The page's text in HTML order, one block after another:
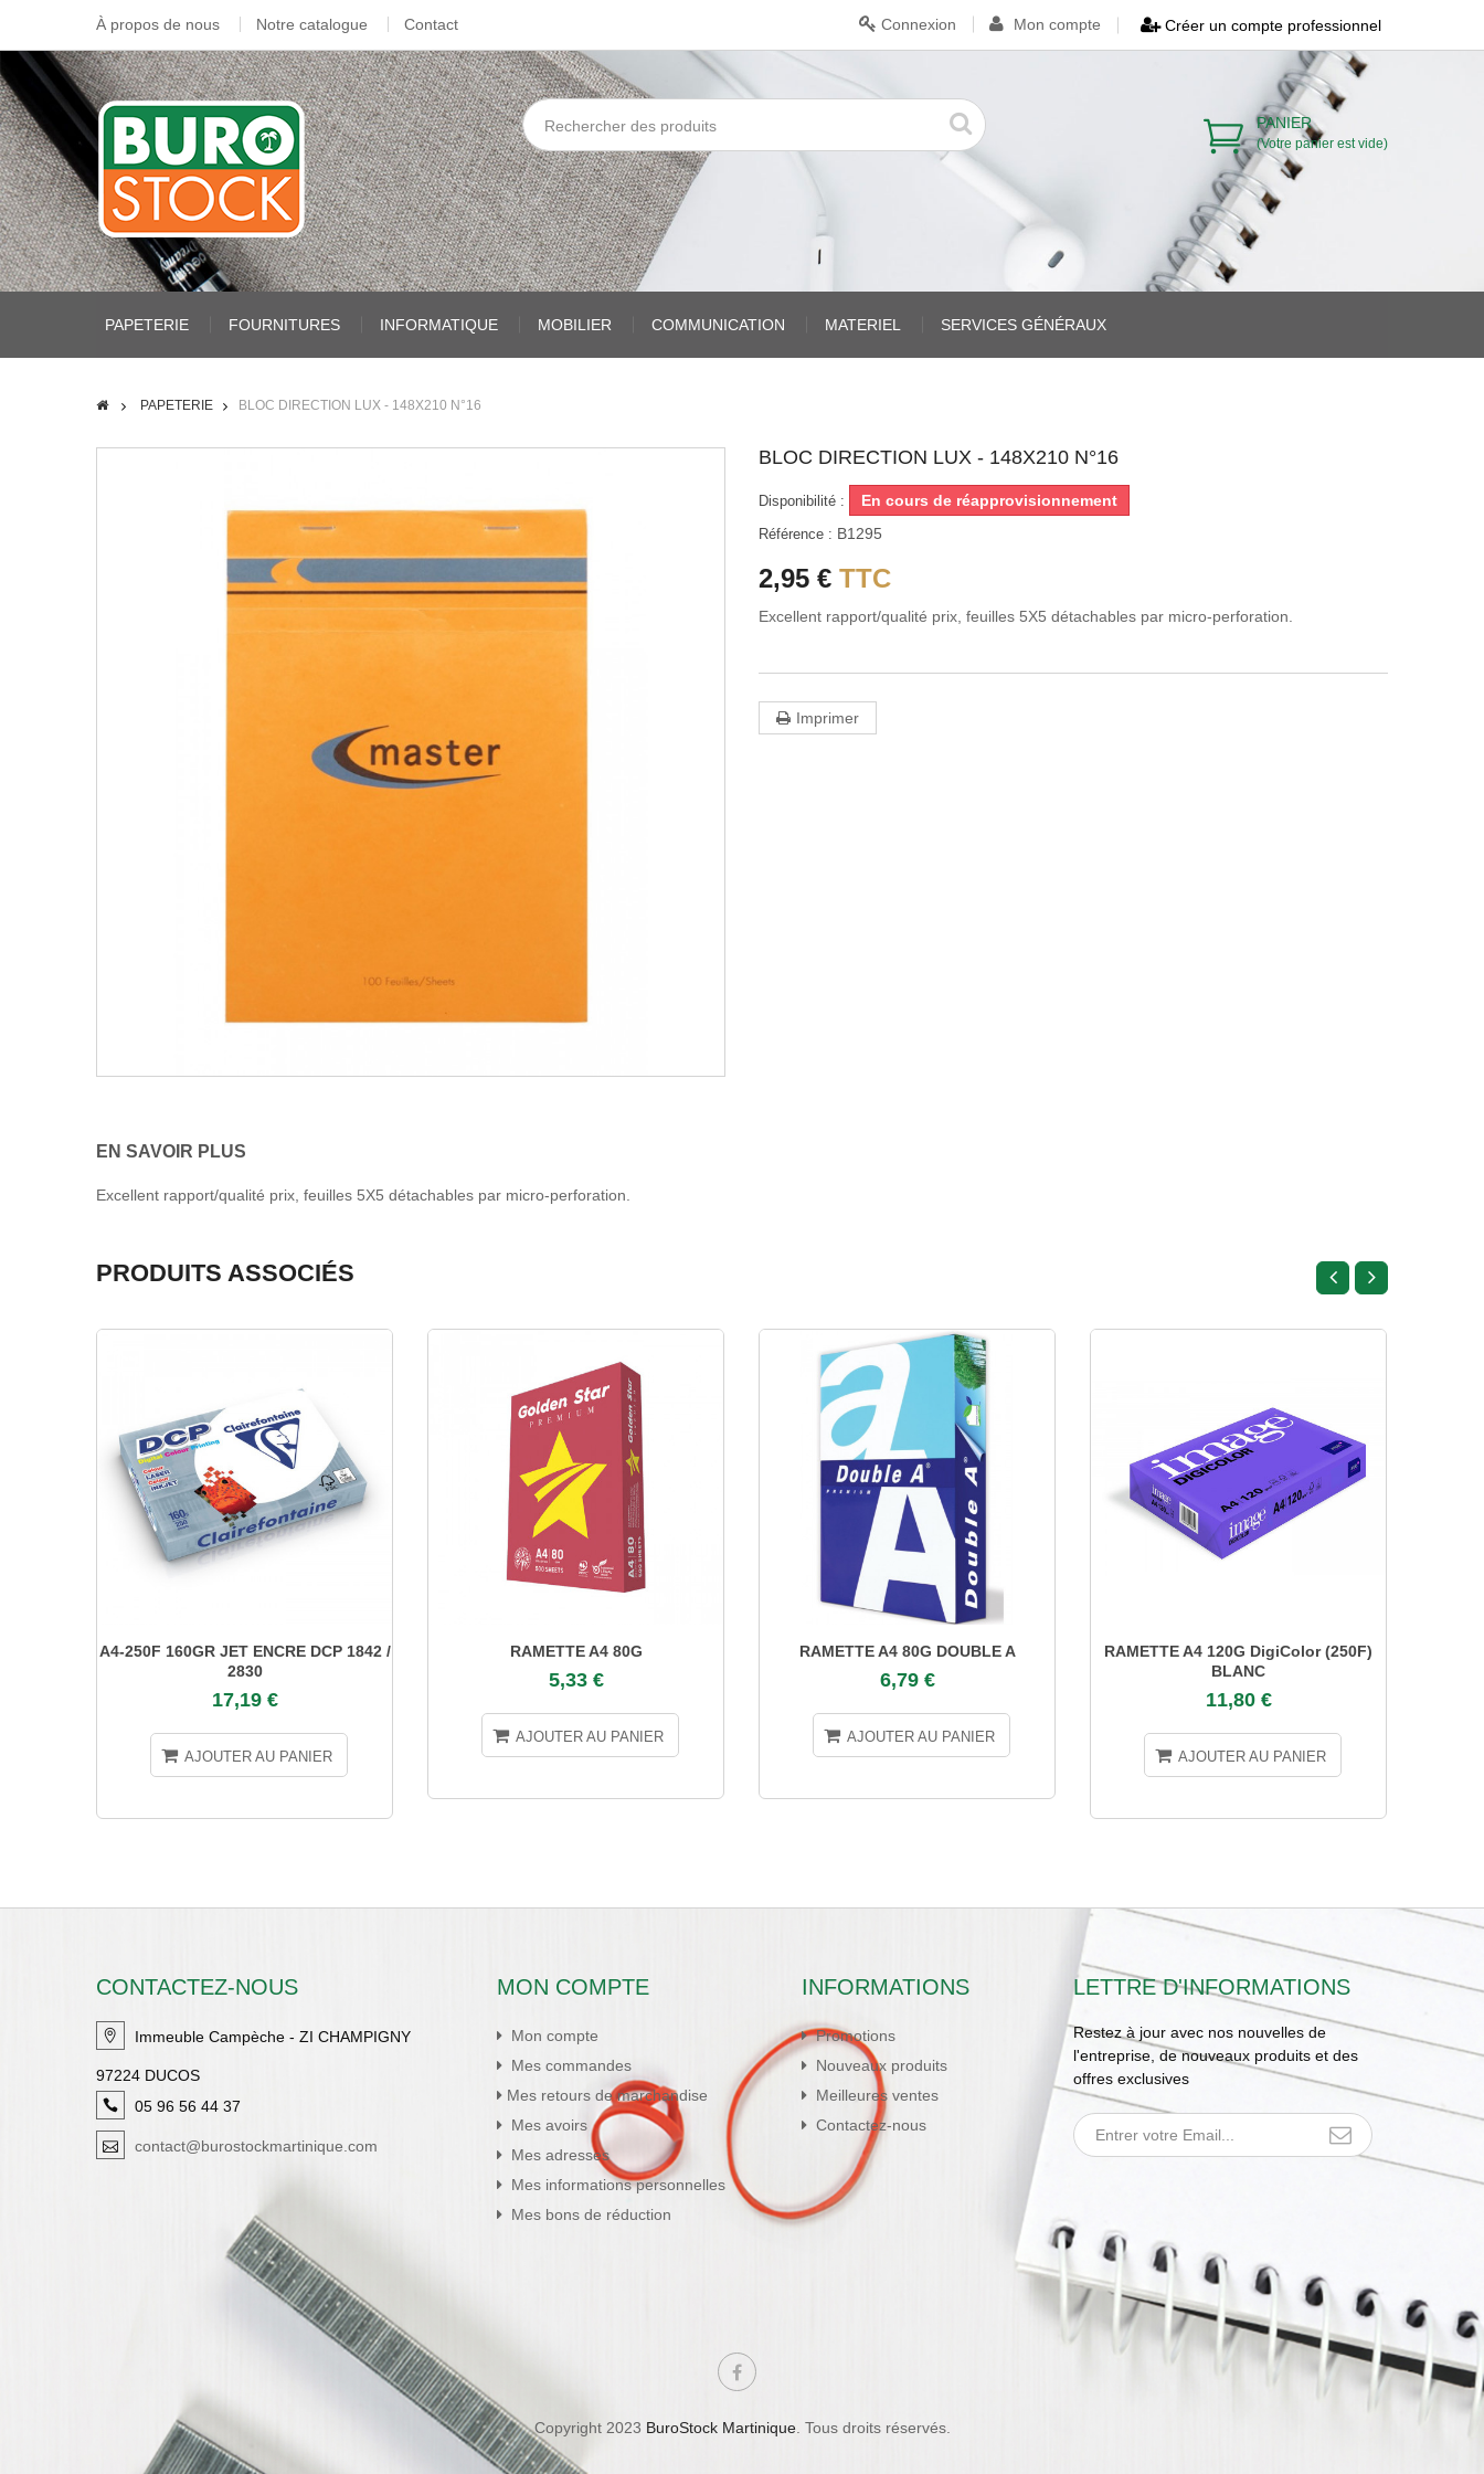
À propos de nous Notre catalogue Contact Créer un compte professionnel
Mon compte
Connexion
PANIER
(Votre panier est vide)
PAPETERIE FOURNITURES INFORMATIQUE MOBILIER COMMUNICATION MATERIEL SERVICES GÉNÉRAUX
PAPETERIE BLOC DIRECTION LUX - 148X210 N°16
BLOC DIRECTION LUX - 148X210 N°16
Disponibilité : En cours de réapprovisionnement
Référence : B1295
2,95 € TTC
Excellent rapport/qualité prix, feuilles 5X5 détachables par micro-perforation.
Imprimer
EN SAVOIR PLUS
Excellent rapport/qualité prix, feuilles 5X5 détachables par micro-perforation.
PRODUITS ASSOCIÉS
A4-250F 160GR JET ENCRE DCP 1842 /
2830
17,19 €
AJOUTER AU PANIER
RAMETTE A4 80G
5,33 €
AJOUTER AU PANIER
RAMETTE A4 80G DOUBLE A
6,79 €
AJOUTER AU PANIER
RAMETTE A4 120G DigiColor (250F)
BLANC
11,80 €
AJOUTER AU PANIER
CONTACTEZ-NOUS
Immeuble Campèche - ZI CHAMPIGNY
97224 DUCOS
05 96 56 44 37
contact@burostockmartinique.com
MON COMPTE
Mon compte
Mes commandes
Mes retours de marchandise
Mes avoirs
Mes adresses
Mes informations personnelles
Mes bons de réduction
INFORMATIONS
Promotions
Nouveaux produits
Meilleures ventes
Contactez-nous
LETTRE D'INFORMATIONS
Restez à jour avec nos nouvelles de
l'entreprise, de nouveaux produits et des
offres exclusives
Copyright 2023 BuroStock Martinique. Tous droits réservés.